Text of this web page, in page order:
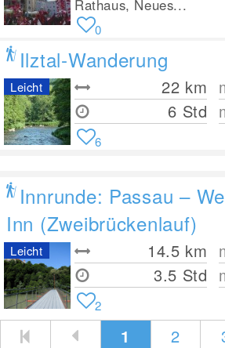
Rathaus, Neues...
0
Ilztal-Wanderung
22 km
6 Std
Leicht
6
Innrunde: Passau –
Inn (Zweibrückenlauf)
14.5 km
3.5 Std
Leicht
2
1 2